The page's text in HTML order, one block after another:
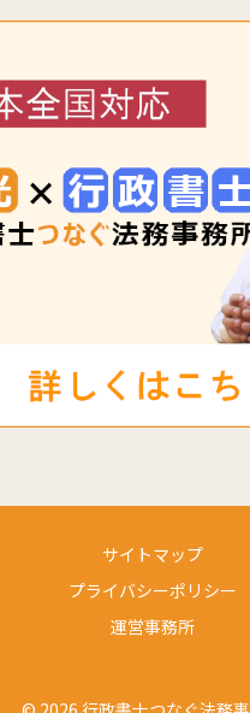
サイトマップ
プライバシーポリシー
運営事務所